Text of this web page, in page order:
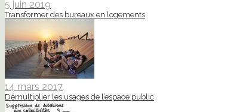
5 juin 2019
Transformer des bureaux en logements
14 mars 2017
Démultiplier les usages de l’espace public